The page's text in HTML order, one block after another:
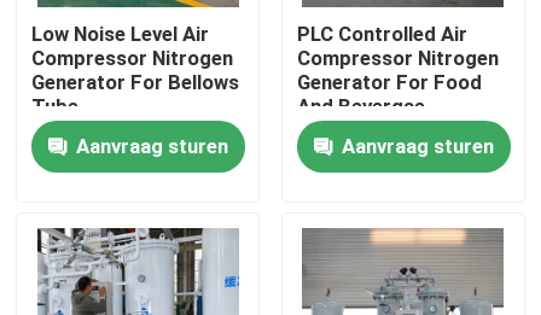
Thuis
Producten
Fabriekstocht
Low Noise Level Air
Compressor Nitrogen
Generator For Bellows
Tube
Aanvraag sturen
PLC Controlled Air
Compressor Nitrogen
Generator For Food
And Bevergae
Aanvraag sturen